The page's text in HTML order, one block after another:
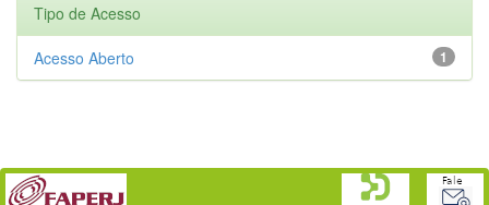
Tipo de Acesso
1
Acesso Aberto